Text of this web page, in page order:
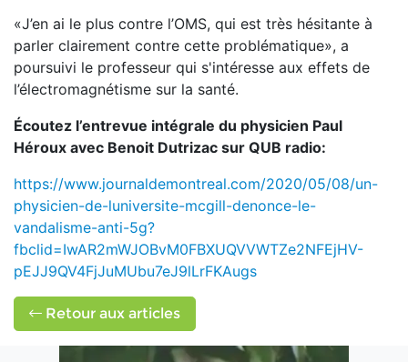
«J’en ai le plus contre l’OMS, qui est très hésitante à
parler clairement contre cette problématique», a
poursuivi le professeur qui s'intéresse aux effets de
l’électromagnétisme sur la santé.
Écoutez l’entrevue intégrale du physicien Paul
Héroux avec Benoit Dutrizac sur QUB radio:
https://www.journaldemontreal.com/2020/05/08/un-
physicien-de-luniversite-mcgill-denonce-le-
vandalisme-anti-5g?
fbclid=IwAR2mWJOBvM0FBXUQVVWTZe2NFEjHV-
pEJJ9QV4FjJuMUbu7eJ9lLrFKAugs
Retour aux articles